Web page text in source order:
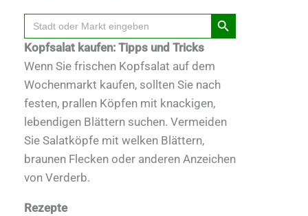
Search
for:
Search Button
Kopfsalat kaufen: Tipps und Tricks
Wenn Sie frischen Kopfsalat auf dem
Wochenmarkt kaufen, sollten Sie nach
festen, prallen Köpfen mit knackigen,
lebendigen Blättern suchen. Vermeiden
Sie Salatköpfe mit welken Blättern,
braunen Flecken oder anderen Anzeichen
von Verderb.
Rezepte